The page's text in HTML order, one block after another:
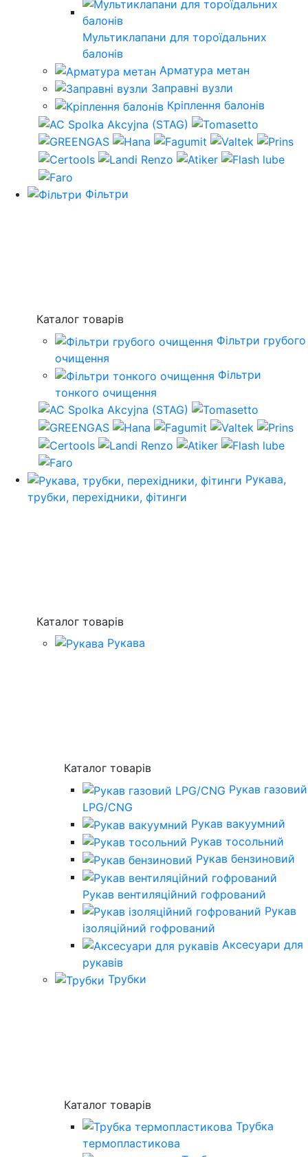
Мультиклапани для тороїдальних
балонів
Арматура метан
Заправні вузли
Кріплення балонів
Фільтри
Каталог товарів
Фільтри грубого
очищення
Фільтри
тонкого очищення
Рукава,
трубки, перехідники, фітинги
Каталог товарів
Рукава
Каталог товарів
Рукав газовий
LPG/CNG
Рукав вакуумний
Рукав тосольний
Рукав бензиновий
Рукав вентиляційний гофрований
Рукав
ізоляційний гофрований
Аксесуари для
рукавів
Трубки
Каталог товарів
Трубка
термопластикова